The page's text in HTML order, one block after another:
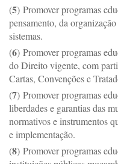
(5) Promover programas
pensamento, da
sistemas.
(6) Promover programas
do Direito vigente, com
Cartas, Convenções e
(7) Promover programas
liberdades e garantias das
normativos e instrumentos
e implementação.
(8) Promover programas